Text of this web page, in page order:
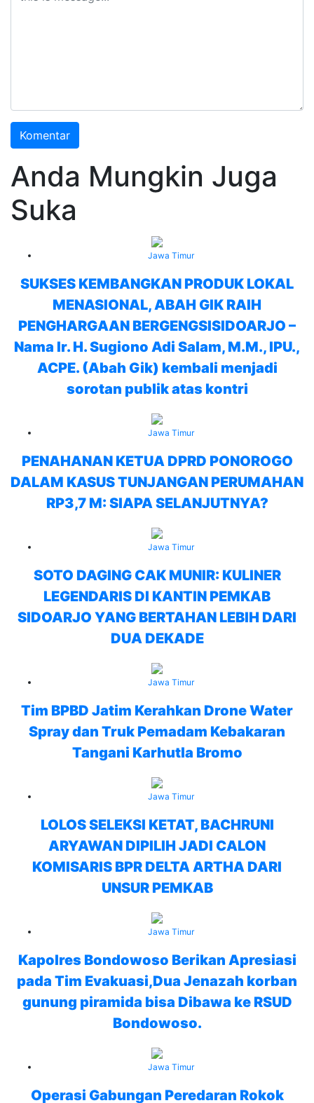
Komentar
Anda Mungkin Juga
Suka
Jawa Timur
SUKSES KEMBANGKAN PRODUK LOKAL
MENASIONAL, ABAH GIK RAIH
PENGHARGAAN BERGENGSISIDOARJO –
Nama Ir. H. Sugiono Adi Salam, M.M., IPU.,
ACPE. (Abah Gik) kembali menjadi
sorotan publik atas kontri
Jawa Timur
PENAHANAN KETUA DPRD PONOROGO
DALAM KASUS TUNJANGAN PERUMAHAN
RP3,7 M: SIAPA SELANJUTNYA?
Jawa Timur
SOTO DAGING CAK MUNIR: KULINER
LEGENDARIS DI KANTIN PEMKAB
SIDOARJO YANG BERTAHAN LEBIH DARI
DUA DEKADE
Jawa Timur
Tim BPBD Jatim Kerahkan Drone Water
Spray dan Truk Pemadam Kebakaran
Tangani Karhutla Bromo
Jawa Timur
LOLOS SELEKSI KETAT, BACHRUNI
ARYAWAN DIPILIH JADI CALON
KOMISARIS BPR DELTA ARTHA DARI
UNSUR PEMKAB
Jawa Timur
Kapolres Bondowoso Berikan Apresiasi
pada Tim Evakuasi,Dua Jenazah korban
gunung piramida bisa Dibawa ke RSUD
Bondowoso.
Jawa Timur
Operasi Gabungan Peredaran Rokok